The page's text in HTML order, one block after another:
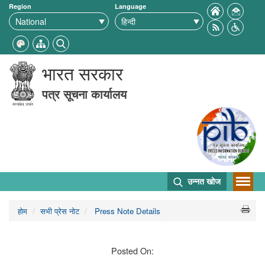
Region Language
भारत सरकार
पत्र सूचना कार्यालय
उन्नत खोज
होम सभी प्रेस नोट Press Note Details
Posted On: